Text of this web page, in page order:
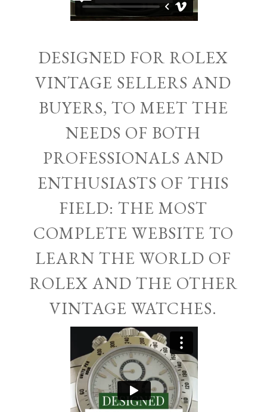
DESIGNED FOR ROLEX
VINTAGE SELLERS AND
BUYERS, TO MEET THE
NEEDS OF BOTH
PROFESSIONALS AND
ENTHUSIASTS OF THIS
FIELD: THE MOST
COMPLETE WEBSITE TO
LEARN THE WORLD OF
ROLEX AND THE OTHER
VINTAGE WATCHES.